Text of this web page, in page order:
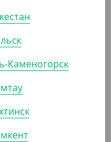
СтиролПласт
Каменогорск